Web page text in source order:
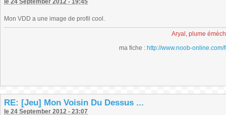
le 24 September 2012 - 19:45
Mon VDD a une image de profil cool.
Aryal, plume
ma fiche : http://www.noob-
RE: [Jeu] Mon Voisin Du Dessus ...
le 24 September 2012 - 23:07